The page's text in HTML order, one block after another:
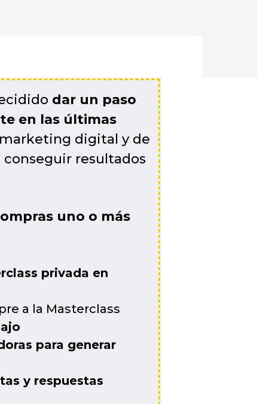
dar un paso
en las últimas
digital y de
conseguir resultados
uno o más
privada en
a la Masterclass
para generar
y respuestas